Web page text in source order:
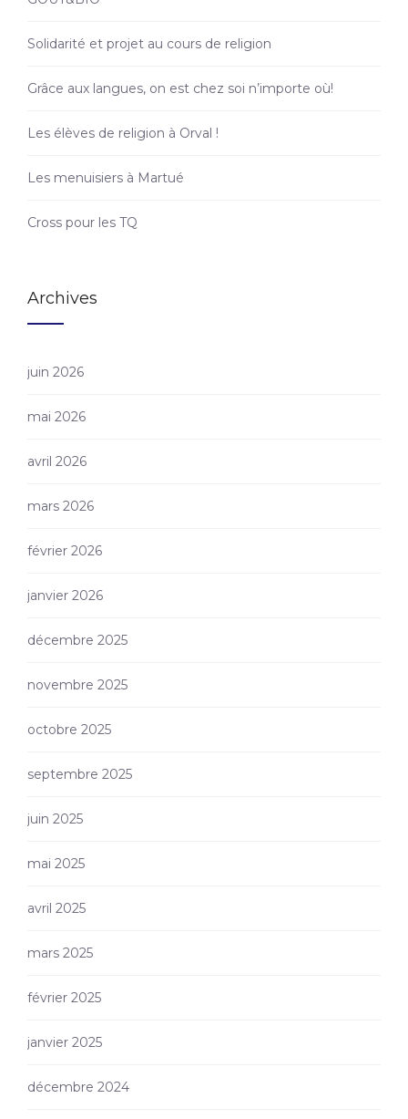
Solidarité et projet au cours de religion
Grâce aux langues, on est chez soi n’importe où!
Les élèves de religion à Orval !
Les menuisiers à Martué
Cross pour les TQ
Archives
juin 2026
mai 2026
avril 2026
mars 2026
février 2026
janvier 2026
décembre 2025
novembre 2025
octobre 2025
septembre 2025
juin 2025
mai 2025
avril 2025
mars 2025
février 2025
janvier 2025
décembre 2024